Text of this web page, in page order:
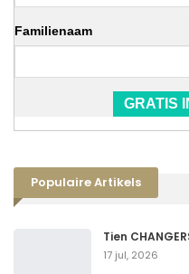
Familienaam
GRATIS
Populaire Artikels
Tien
17 jul, 2026